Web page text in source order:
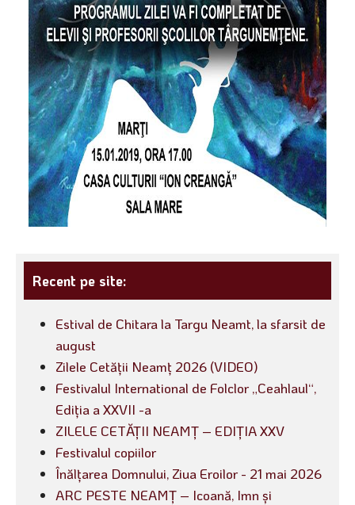
Recent pe site:
Estival de Chitara la Targu Neamt, la sfarsit de
august
Zilele Cetății Neamț 2026 (VIDEO)
Festivalul International de Folclor „Ceahlaul“,
Ediția a XXVII -a
ZILELE CETĂȚII NEAMȚ – EDIȚIA XXV
Festivalul copiilor
Înălțarea Domnului, Ziua Eroilor - 21 mai 2026
ARC PESTE NEAMȚ – Icoană, Imn și